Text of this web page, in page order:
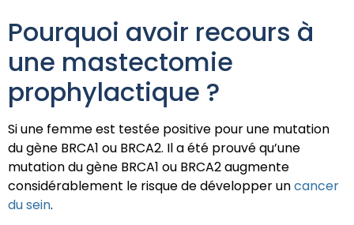
Pourquoi avoir recours à
une mastectomie
prophylactique ?
Si une femme est testée positive pour une mutation
du gène BRCA1 ou BRCA2. Il a été prouvé qu’une
mutation du gène BRCA1 ou BRCA2 augmente
considérablement le risque de développer uncancer
du sein.